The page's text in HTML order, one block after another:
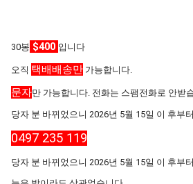
30봉 $400 입니다
오직 택배배송만 가능합니다.
문자만 가능합니다. 전화는 스팸전화로 안받
당자 분 바뀌었으니 2026년 5월 15일 이 후부
0497 235 119
당자 분 바뀌었으니 2026년 5월 15일 이 후부